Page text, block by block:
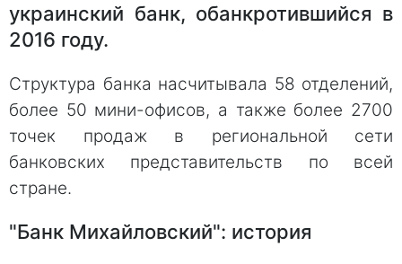
украинский банк, обанкротившийся в
2016 году.
Структура банка насчитывала 58 отделений,
более 50 мини-офисов, а также более 2700
точек продаж в региональной сети
банковских представительств по всей
стране.
"Банк Михайловский": история